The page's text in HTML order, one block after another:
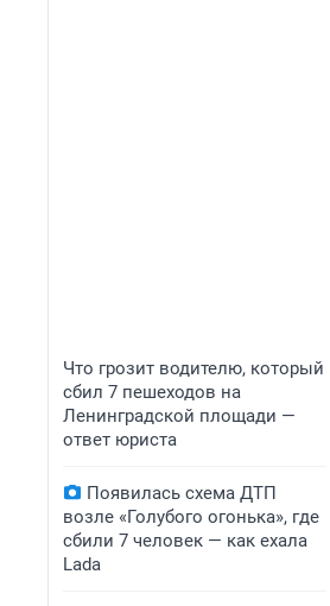
Что грозит водителю, который
сбил 7 пешеходов на
Ленинградской площади —
ответ юриста
Появилась схема ДТП
возле «Голубого огонька», где
сбили 7 человек — как ехала
Lada